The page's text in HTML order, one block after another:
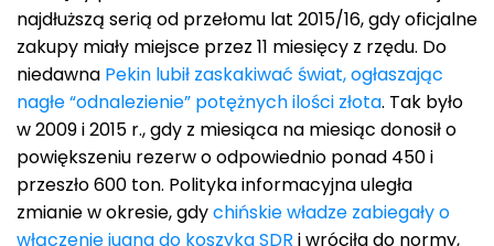
najdłuższą serią od przełomu lat 2015/16, gdy oficjalne
zakupy miały miejsce przez 11 miesięcy z rzędu. Do
niedawna Pekin lubił zaskakiwać świat, ogłaszając
nagłe “odnalezienie” potężnych ilości złota. Tak było
w 2009 i 2015 r., gdy z miesiąca na miesiąc donosił o
powiększeniu rezerw o odpowiednio ponad 450 i
przeszło 600 ton. Polityka informacyjna uległa
zmianie w okresie, gdychińskie władze zabiegały o
włączenie juana do koszyka SDR i wróciła do normy,